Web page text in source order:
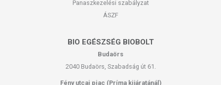
Panaszkezelési szabályzat
ÁSZF
BIO EGÉSZSÉG BIOBOLT
Budaörs
2040 Budaörs, Szabadság út 61.
Fény utcai piac (Príma kijáratánál)